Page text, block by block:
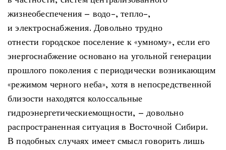
жизнеобеспечения – водо-, тепло-,
и электроснабжения. Довольно трудно
отнести городское поселение к «умному», если его
энергоснабжение основано на угольной генерации
прошлого поколения с периодически возникающим
«режимом черного неба», хотя в непосредственной
близости находятся колоссальные
гидроэнергетическиемощности, – довольно
распространенная ситуация в Восточной Сибири.
В подобных случаях имеет смысл говорить лишь